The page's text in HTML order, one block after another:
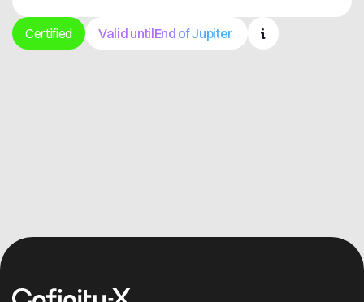
Certified Valid untilEnd of Jupiter